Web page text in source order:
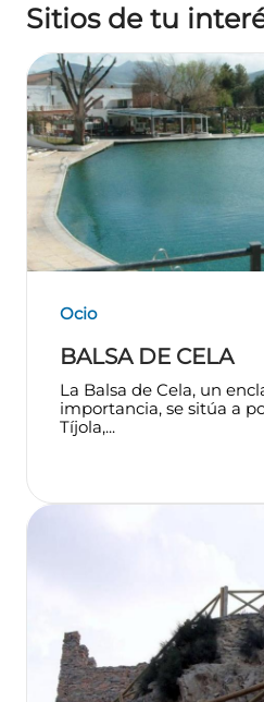
Sitios de tu
Ocio
BALSA DE CELA
La Balsa de Cela, un
importancia, se sitúa a
Tíjola,...